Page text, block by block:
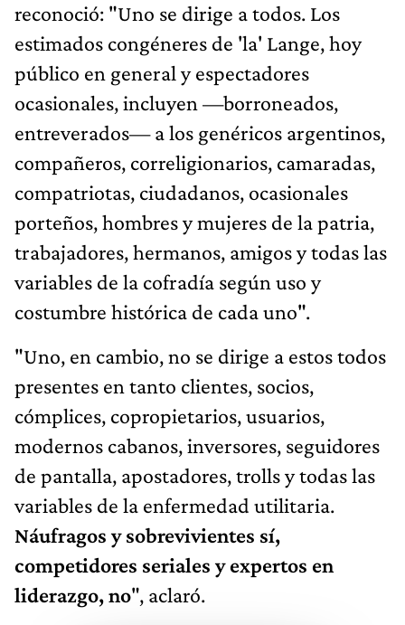
reconoció: "Uno se dirige a todos. Los
estimados congéneres de 'la' Lange, hoy
público en general y espectadores
ocasionales, incluyen —borroneados,
entreverados— a los genéricos argentinos,
compañeros, correligionarios, camaradas,
compatriotas, ciudadanos, ocasionales
porteños, hombres y mujeres de la patria,
trabajadores, hermanos, amigos y todas las
variables de la cofradía según uso y
costumbre histórica de cada uno".
"Uno, en cambio, no se dirige a estos todos
presentes en tanto clientes, socios,
cómplices, copropietarios, usuarios,
modernos cabanos, inversores, seguidores
de pantalla, apostadores, trolls y todas las
variables de la enfermedad utilitaria.
Náufragos y sobrevivientes sí,
competidores seriales y expertos en
liderazgo, no", aclaró.